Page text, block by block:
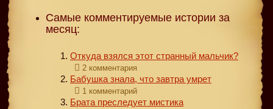
Самые комментируемые истории за
месяц:
Откуда взялся этот странный мальчик?
2 комментария
Бабушка знала, что завтра умрет
1 комментарий
Брата преследует мистика